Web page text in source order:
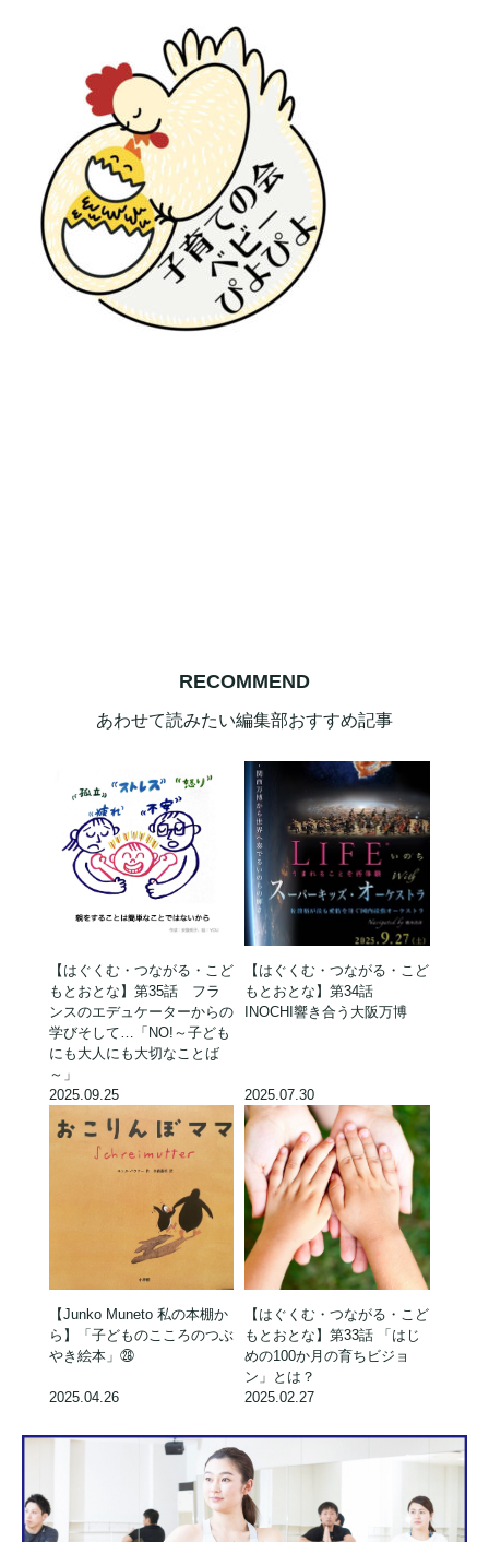
RECOMMEND
あわせて読みたい編集部おすすめ記事
【はぐくむ・つながる・こど
もとおとな】第35話 フラ
ンスのエデュケーターからの
学びそして…「NO!～子ども
にも大人にも大切なことば
～」
2025.09.25
【はぐくむ・つながる・こど
もとおとな】第34話
INOCHI響き合う大阪万博
2025.07.30
【Junko Muneto 私の本棚か
ら】「子どものこころのつぶ
やき絵本」㉘
2025.04.26
【はぐくむ・つながる・こど
もとおとな】第33話 「はじ
めの100か月の育ちビジョ
ン」とは？
2025.02.27